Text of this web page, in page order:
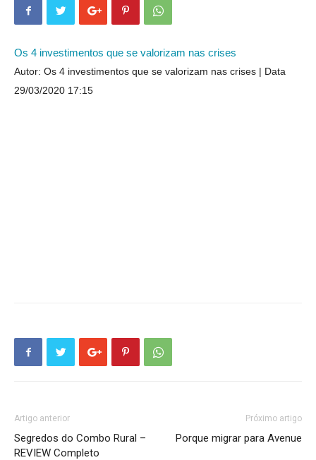
Os 4 investimentos que se valorizam nas crises
Autor: Os 4 investimentos que se valorizam nas crises
Data
29/03/2020 17:15
Artigo anterior
Segredos do Combo Rural –
REVIEW Completo
Próximo artigo
Porque migrar para Avenue